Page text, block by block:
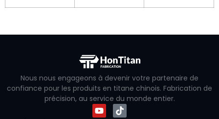
Nous nous engageons à devenir votre partenaire de
confiance pour les produits en titane chinois. Fabrication de
précision, au service du monde entier.